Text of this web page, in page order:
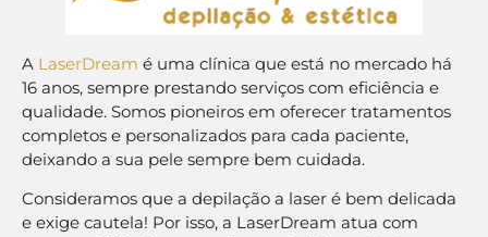
A LaserDream é uma clínica que está no mercado há
16 anos, sempre prestando serviços com eficiência e
qualidade. Somos pioneiros em oferecer tratamentos
completos e personalizados para cada paciente,
deixando a sua pele sempre bem cuidada.
Consideramos que a depilação a laser é bem delicada
e exige cautela! Por isso, a LaserDream atua com